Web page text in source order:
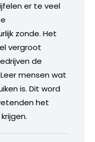
er te veel
zonde. Het
vergroot
de
mensen wat
is. Dit word
het